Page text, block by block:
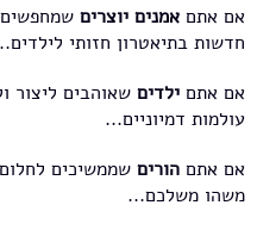
אם אתם אמנים יוצרים שמחפשים
חדשות בתיאטרון חזותי
אם אתם ילדים שאוהבים ליצור
עולמות דמיוניים...
אם אתם הורים שממשיכים
משהו משלכם...